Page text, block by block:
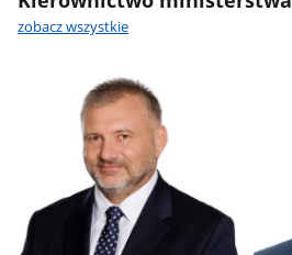
zobacz wszystkie